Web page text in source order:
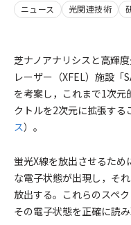
ニュース 光関連技術
芝ナノアナリシスと高輝
レーザー（XFEL）施設「
を考案し，これまで1次元
クトルを2次元に拡張する
ス）。
蛍光X線を放出させるた
な電子状態が出現し，そ
放出する。これらのスペ
その電子状態を正確に読